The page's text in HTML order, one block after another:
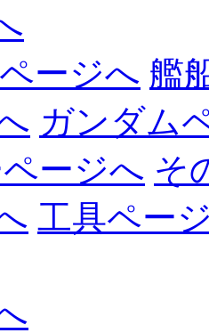
ージへ 艦
ガンダム
ージへ そ
工具ペー